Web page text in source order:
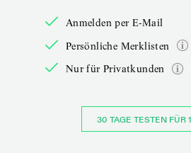
Anmelden per E-Mail
Persönliche Merklisten
Nur für Privatkunden
30 TAGE TESTEN FÜR